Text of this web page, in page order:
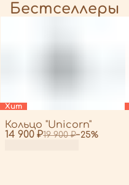
Бестселлеры
Хит
14 900 ₽19 900 ₽−25%
Кольцо "Unicorn"